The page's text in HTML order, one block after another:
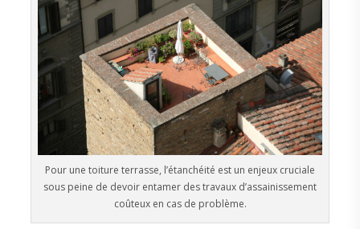
Pour une toiture terrasse, l’étanchéité est un enjeux cruciale
sous peine de devoir entamer des travaux d’assainissement
coûteux en cas de problème.